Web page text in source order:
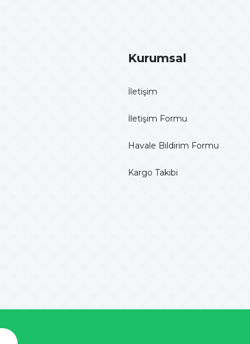
Kurumsal
İletişim
İletişim Formu
Havale Bildirim Formu
Kargo Takibi